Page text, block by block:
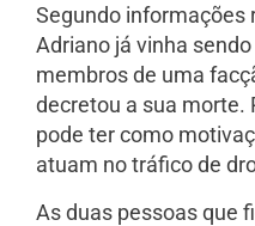
Segundo informações
Adriano já vinha
membros de uma
decretou a sua morte.
pode ter como
atuam no tráfico de
As duas pessoas que